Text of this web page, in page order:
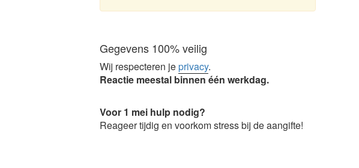
Gegevens 100% veilig
Wij respecteren jeprivacy.
Reactie meestal binnen één werkdag.
Voor 1 mei hulp nodig?
Reageer tijdig en voorkom stress bij de aangifte!